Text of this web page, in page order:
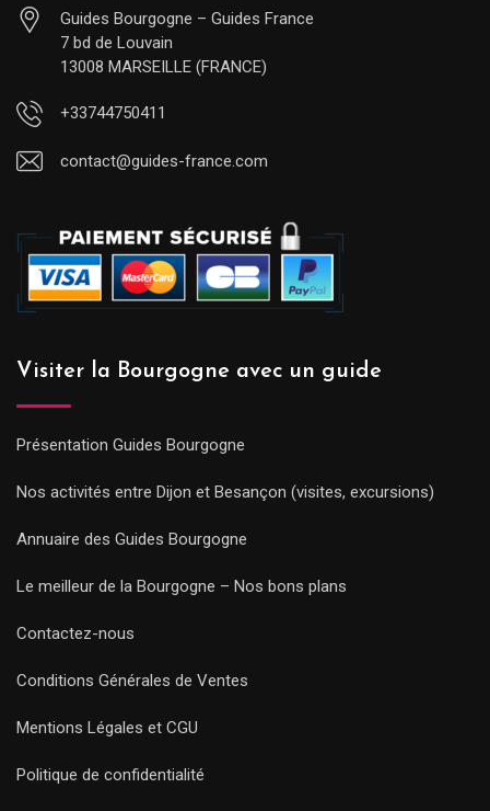
Guides Bourgogne – Guides France
7 bd de Louvain
13008 MARSEILLE (FRANCE)
+33744750411
contact@guides-france.com
Visiter la Bourgogne avec un guide
Présentation Guides Bourgogne
Nos activités entre Dijon et Besançon (visites, excursions)
Annuaire des Guides Bourgogne
Le meilleur de la Bourgogne – Nos bons plans
Contactez-nous
Conditions Générales de Ventes
Mentions Légales et CGU
Politique de confidentialité